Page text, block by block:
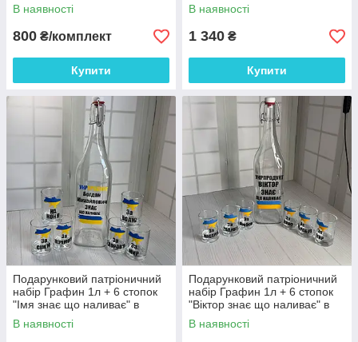
В наявності
800 ₴/комплект
Купити
В наявності
1 340 ₴
Купити
Подарунковий патріоничний
набір Графин 1л + 6 стопок
"Імя знає що наливає" в
коробці
В наявності
Подарунковий патріоничний
набір Графин 1л + 6 стопок
"Віктор знає що наливає" в
коробці
В наявності